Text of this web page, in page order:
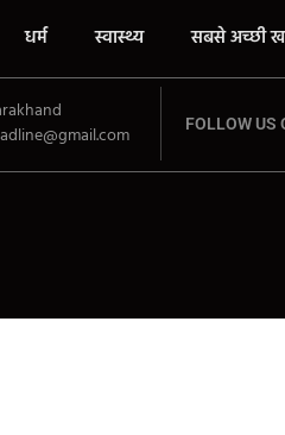
धर्म स्वास्थ्य सबसे अच्छी
FOLLOW US